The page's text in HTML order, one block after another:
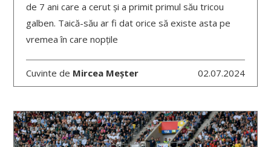
de 7 ani care a cerut și a primit primul său tricou
galben. Taică-său ar fi dat orice să existe asta pe
vremea în care nopțile
Cuvinte de Mircea Meșter 02.07.2024